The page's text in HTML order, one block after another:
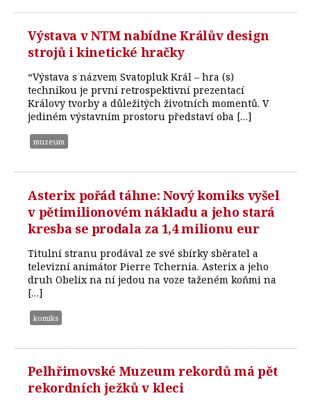
Výstava v NTM nabídne Králův design
strojů i kinetické hračky
“Výstava s názvem Svatopluk Král – hra (s)
technikou je první retrospektivní prezentací
Královy tvorby a důležitých životních momentů. V
jediném výstavním prostoru představí oba […]
muzeum
Asterix pořád táhne: Nový komiks vyšel
v pětimilionovém nákladu a jeho stará
kresba se prodala za 1,4 milionu eur
Titulní stranu prodával ze své sbírky sběratel a
televizní animátor Pierre Tchernia. Asterix a jeho
druh Obelix na ní jedou na voze taženém koňmi na
[…]
komiks
Pelhřimovské Muzeum rekordů má pět
rekordních ježků v kleci